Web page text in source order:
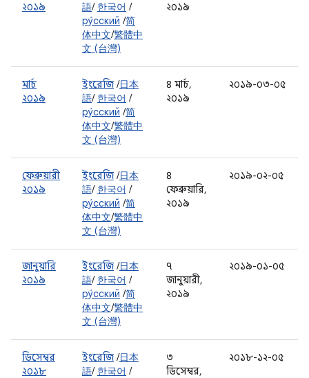
২০১৯
語/ 한국어 /
ру́сский /简
体中文/繁體中
文 (台灣)
২০১৯
মার্চ
২০১৯
ইংরেজি /日本
語/ 한국어 /
ру́сский /简
体中文/繁體中
文 (台灣)
৪ মার্চ,
২০১৯
২০১৯-০৩-০৫
ফেব্রুয়ারী
২০১৯
ইংরেজি /日本
語/ 한국어 /
ру́сский /简
体中文/繁體中
文 (台灣)
৪
ফেব্রুয়ারি,
২০১৯
২০১৯-০২-০৫
জানুয়ারি
২০১৯
ইংরেজি /日本
語/ 한국어 /
ру́сский /简
体中文/繁體中
文 (台灣)
৭
জানুয়ারী,
২০১৯
২০১৯-০১-০৫
ডিসেম্বর
২০১৮
ইংরেজি /日本
語/ 한국어 /
৩
ডিসেম্বর,
২০১৮-১২-০৫